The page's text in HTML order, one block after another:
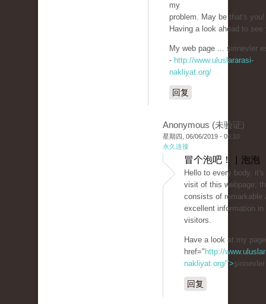
my
problem. May be that's you!
Having a look ahead to see
My web page ... şirinevler
- http://www.uluslararasi-
nakliyat.org/
回复
Anonymous (未验证)
星期四, 06/06/2019 - 05:10
永久连接
冒个泡吧！ | 泡泡
Hello to every body,
visit of this webpage;
consists of remarkable
excellent information in
visitors.
Have a look at my
href=" http://
nakliyat.org/">
回复